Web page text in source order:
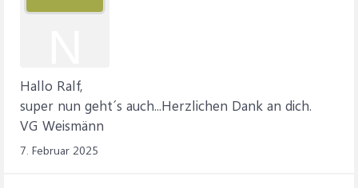
Hallo Ralf,
super nun geht´s auch...Herzlichen Dank an dich.
VG Weismänn
7. Februar 2025